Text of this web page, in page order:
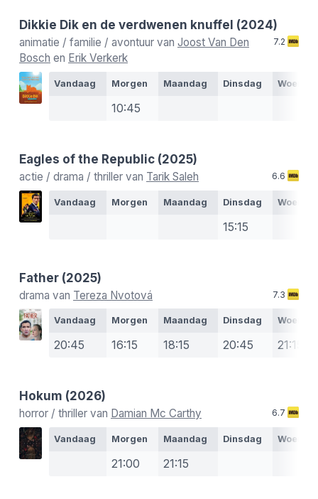
Dikkie Dik en de verdwenen knuffel (2024)
animatie / familie / avontuur van Joost Van Den
Bosch en Erik Verkerk
7.2
Vandaag Morgen Maandag Dinsdag
10:45
Eagles of the Republic (2025)
actie / drama / thriller van Tarik Saleh 6.6
Vandaag Morgen Maandag Dinsdag
15:15
Father (2025)
drama van Tereza Nvotová 7.3
Vandaag Morgen Maandag Dinsdag
20:45 16:15 18:15 20:45 21:15
Hokum (2026)
horror / thriller van Damian Mc Carthy 6.7
Vandaag Morgen Maandag Dinsdag
21:00 21:15